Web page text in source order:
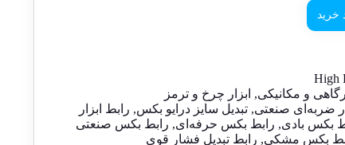
خرید
High
و مکانیکی, ابزار چرخ و ترمز
ضربه‌ای صنعتی, تبدیل سایز درایو بکس, رابط ابزار
بکس بادی, رابط بکس حرفه‌ای, رابط بکس صنعتی
بکس مشکی, رابط تبدیل فشار قوی